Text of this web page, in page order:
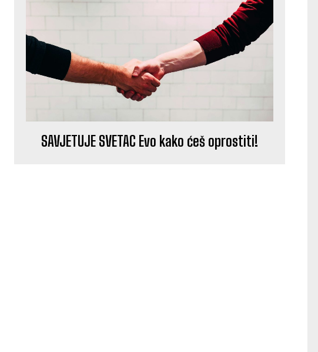
SAVJETUJE SVETAC Evo kako ćeš oprostiti!